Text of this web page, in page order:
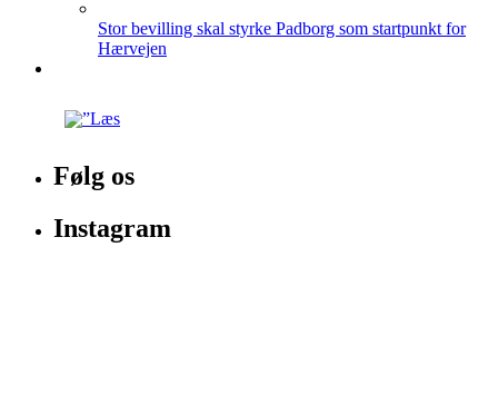
Stor bevilling skal styrke Padborg som startpunkt for
Hærvejen
Følg os
Instagram